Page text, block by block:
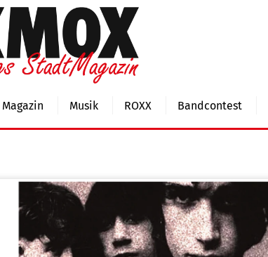
Magazin Musik ROXX Bandcontest